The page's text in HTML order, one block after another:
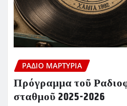
ΡΆΔΙΟ ΜΑΡΤΥΡΊΑ
Πρόγραμμα τοῦ
σταθμοῦ 2025-2026